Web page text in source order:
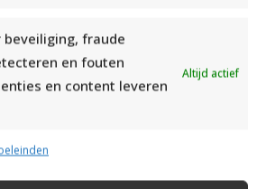
beveiliging, fraude
en fouten
en content leveren
Altijd actief